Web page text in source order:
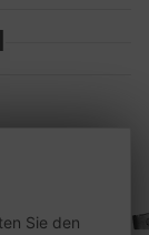
Sie den